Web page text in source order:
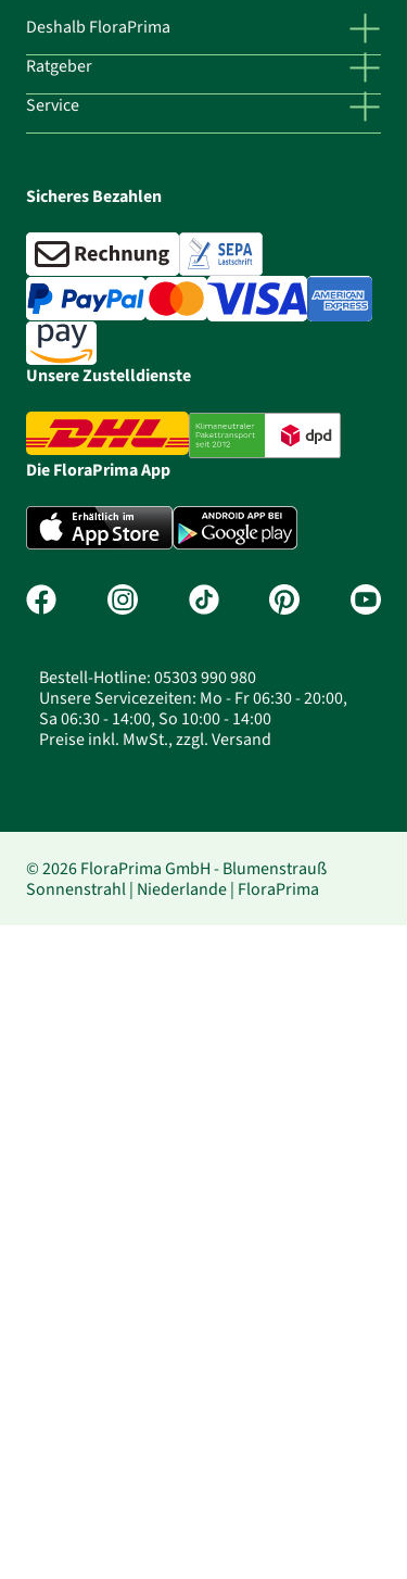
Deshalb FloraPrima
Ratgeber
Service
Sicheres Bezahlen
Unsere Zustelldienste
Die FloraPrima App
Bestell-Hotline: 05303 990 980
Unsere Servicezeiten: Mo - Fr 06:30 - 20:00,
Sa 06:30 - 14:00, So 10:00 - 14:00
Preise inkl. MwSt., zzgl. Versand
© 2026 FloraPrima GmbH - Blumenstrauß
Sonnenstrahl | Niederlande | FloraPrima